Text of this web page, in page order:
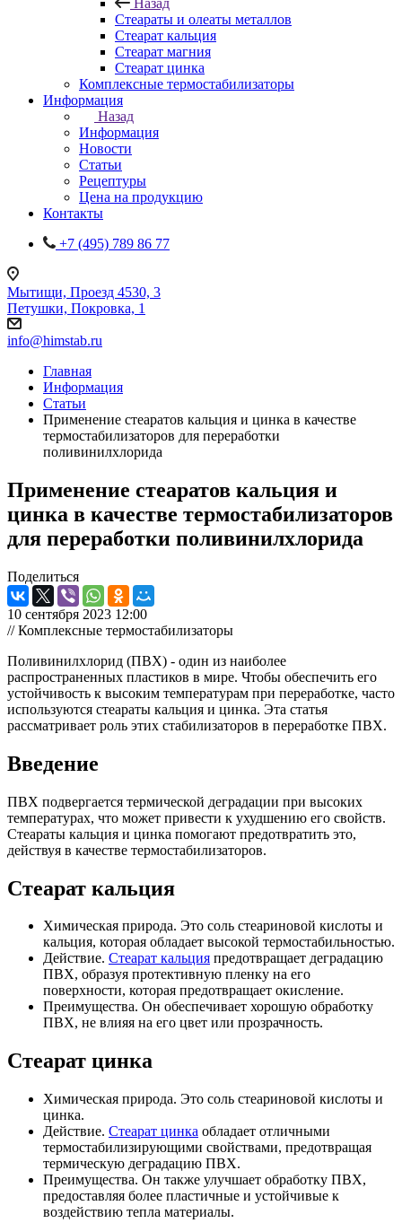
Назад
Стеараты и олеаты металлов
Стеарат кальция
Стеарат магния
Стеарат цинка
Комплексные термостабилизаторы
Информация
Назад
Информация
Новости
Статьи
Рецептуры
Цена на продукцию
Контакты
+7 (495) 789 86 77
Мытищи, Проезд 4530, 3
Петушки, Покровка, 1
info@himstab.ru
Главная
Информация
Статьи
Применение стеаратов кальция и цинка в качестве
термостабилизаторов для переработки
поливинилхлорида
Применение стеаратов кальция и
цинка в качестве термостабилизаторов
для переработки поливинилхлорида
Поделиться
10 сентября 2023 12:00
// Комплексные термостабилизаторы
Поливинилхлорид (ПВХ) - один из наиболее
распространенных пластиков в мире. Чтобы обеспечить его
устойчивость к высоким температурам при переработке, часто
используются стеараты кальция и цинка. Эта статья
рассматривает роль этих стабилизаторов в переработке ПВХ.
Введение
ПВХ подвергается термической деградации при высоких
температурах, что может привести к ухудшению его свойств.
Стеараты кальция и цинка помогают предотвратить это,
действуя в качестве термостабилизаторов.
Стеарат кальция
Химическая природа. Это соль стеариновой кислоты и
кальция, которая обладает высокой термостабильностью.
Действие. Стеарат кальция предотвращает деградацию
ПВХ, образуя протективную пленку на его
поверхности, которая предотвращает окисление.
Преимущества. Он обеспечивает хорошую обработку
ПВХ, не влияя на его цвет или прозрачность.
Стеарат цинка
Химическая природа. Это соль стеариновой кислоты и
цинка.
Действие. Стеарат цинка обладает отличными
термостабилизирующими свойствами, предотвращая
термическую деградацию ПВХ.
Преимущества. Он также улучшает обработку ПВХ,
предоставляя более пластичные и устойчивые к
воздействию тепла материалы.